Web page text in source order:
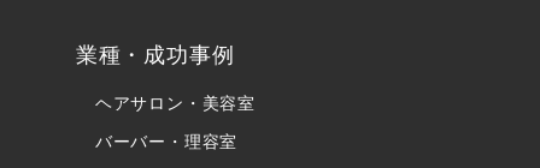
業種・成功事例
ヘアサロン・美容室
バーバー・理容室